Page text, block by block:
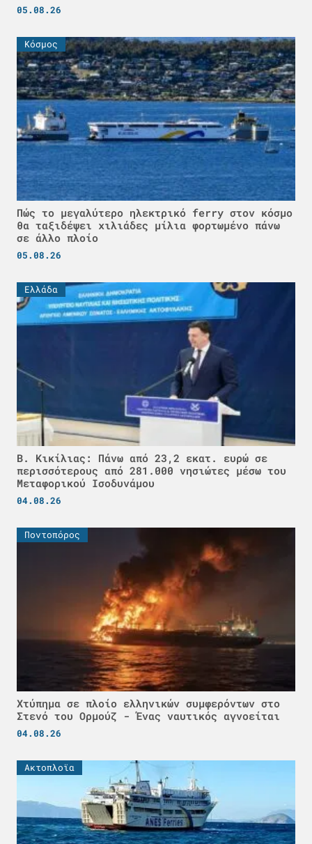
05.08.26
Κόσμος
Πώς το μεγαλύτερο ηλεκτρικό ferry στον κόσμο
θα ταξιδέψει χιλιάδες μίλια φορτωμένο πάνω
σε άλλο πλοίο
05.08.26
Ελλάδα
Β. Κικίλιας: Πάνω από 23,2 εκατ. ευρώ σε
περισσότερους από 281.000 νησιώτες μέσω του
Μεταφορικού Ισοδυνάμου
04.08.26
Ποντοπόρος
Χτύπημα σε πλοίο ελληνικών συμφερόντων στο
Στενό του Ορμούζ - Ένας ναυτικός αγνοείται
04.08.26
Ακτοπλοϊα